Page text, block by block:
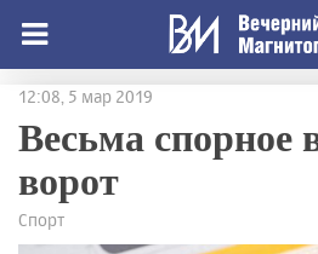
12:08, 5 мар 2019
Весьма спорное
ворот
Спорт